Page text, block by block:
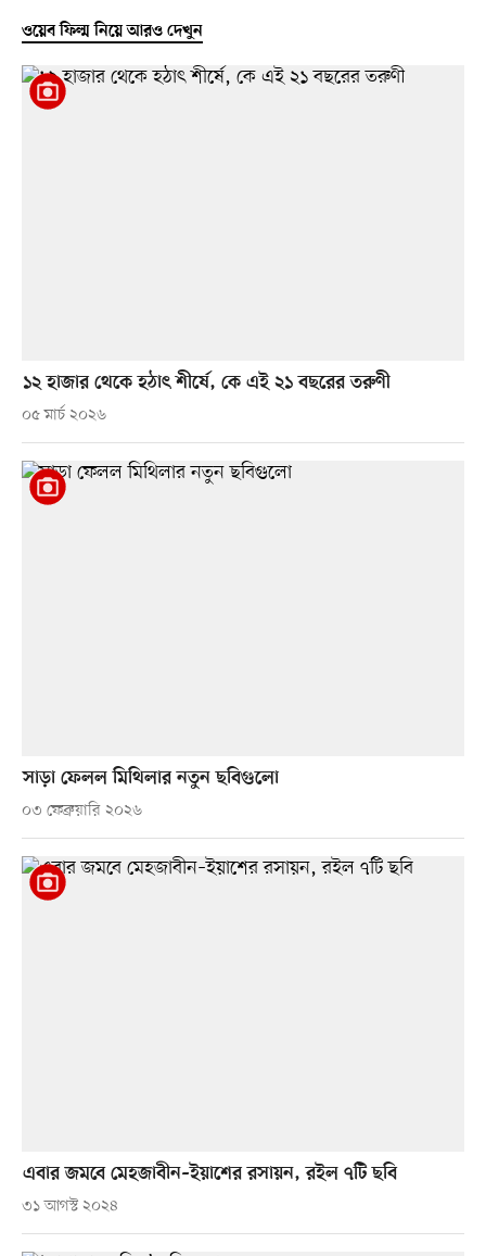
ওয়েব ফিল্ম নিয়ে আরও দেখুন
১২ হাজার থেকে হঠাৎ শীর্ষে, কে এই ২১ বছরের তরুণী
০৫ মার্চ ২০২৬
সাড়া ফেলল মিথিলার নতুন ছবিগুলো
০৩ ফেব্রুয়ারি ২০২৬
এবার জমবে মেহজাবীন–ইয়াশের রসায়ন, রইল ৭টি ছবি
৩১ আগস্ট ২০২৪